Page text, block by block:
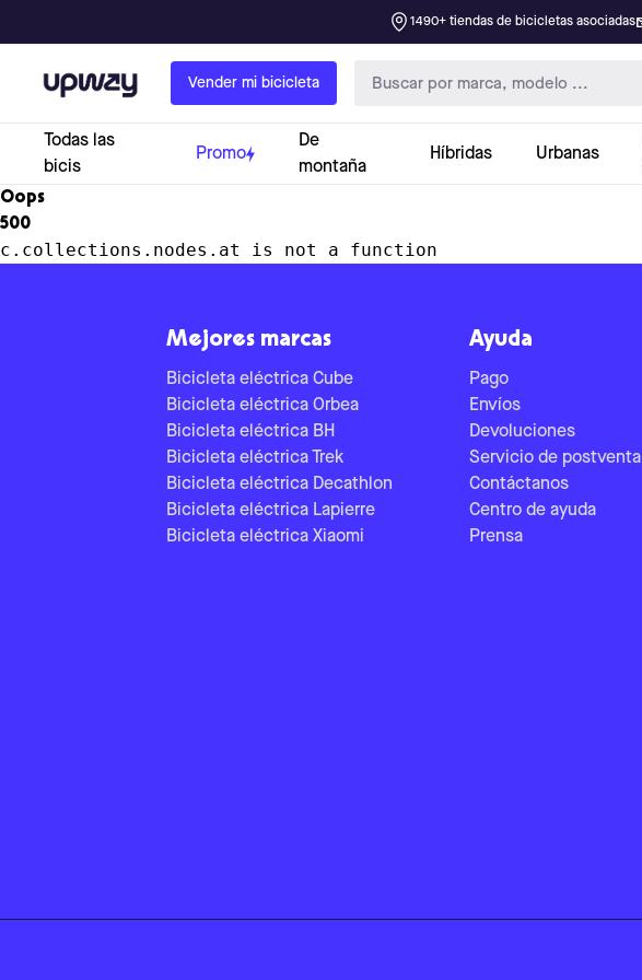
1490+ tiendas de bicicletas asociadas
Upway Vender mi bicicleta
Todas las
bicis
Promo
De
montaña
Híbridas Urbanas
Oops
500
c.collections.nodes.at is not a function
Mejores marcas
Bicicleta eléctrica Cube
Bicicleta eléctrica Orbea
Bicicleta eléctrica BH
Bicicleta eléctrica Trek
Bicicleta eléctrica Decathlon
Bicicleta eléctrica Lapierre
Bicicleta eléctrica Xiaomi
Ayuda
Pago
Envíos
Devoluciones
Servicio de postventa
Contáctanos
Centro de ayuda
Prensa